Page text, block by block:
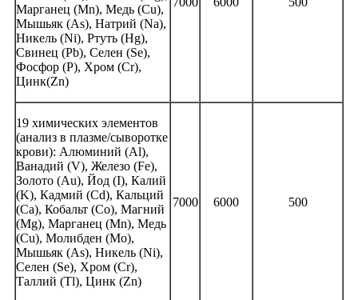
Марганец (Mn), Медь (Cu),
Мышьяк (As), Натрий (Na),
Никель (Ni), Ртуть (Hg),
Свинец (Pb), Селен (Se),
Фосфор (P), Хром (Cr),
Цинк(Zn)
19 химических элементов
(анализ в плазме/сыворотке
крови): Алюминий (Al),
Ванадий (V), Железо (Fe),
Золото (Au), Йод (I), Калий
(K), Кадмий (Cd), Кальций
(Ca), Кобальт (Co), Магний
(Mg), Марганец (Mn), Медь
(Cu), Молибден (Mo),
Мышьяк (As), Никель (Ni),
Селен (Se), Хром (Cr),
Таллий (Tl), Цинк (Zn)
7000 6000 500